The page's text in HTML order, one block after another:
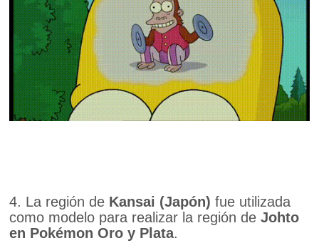
4. La región de Kansai (Japón) fue utilizada
como modelo para realizar la región deJohto
en Pokémon Oro y Plata.